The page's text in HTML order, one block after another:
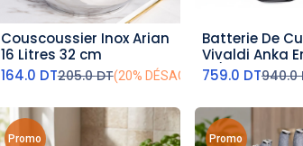
ajouter au panier
Couscoussier Inox Arian
16 Litres 32 cm
164.0 DT205.0DT(20% DÉSACTIVÉ)
ajouter
Batterie De
Vivaldi Anka
18/1O- 21
759.0 DT940.0
Promo Promo